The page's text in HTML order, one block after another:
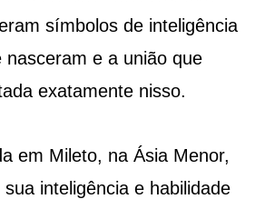
símbolos de inteligência
nasceram e a união que
exatamente nisso.
em Mileto, na Ásia Menor,
inteligência e habilidade